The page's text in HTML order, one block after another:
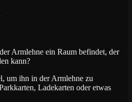
Armlehne ein Raum befindet, der
kann?
um ihn in der Armlehne zu
Ladekarten oder etwas